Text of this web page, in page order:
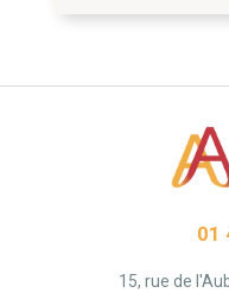
01
15, rue de